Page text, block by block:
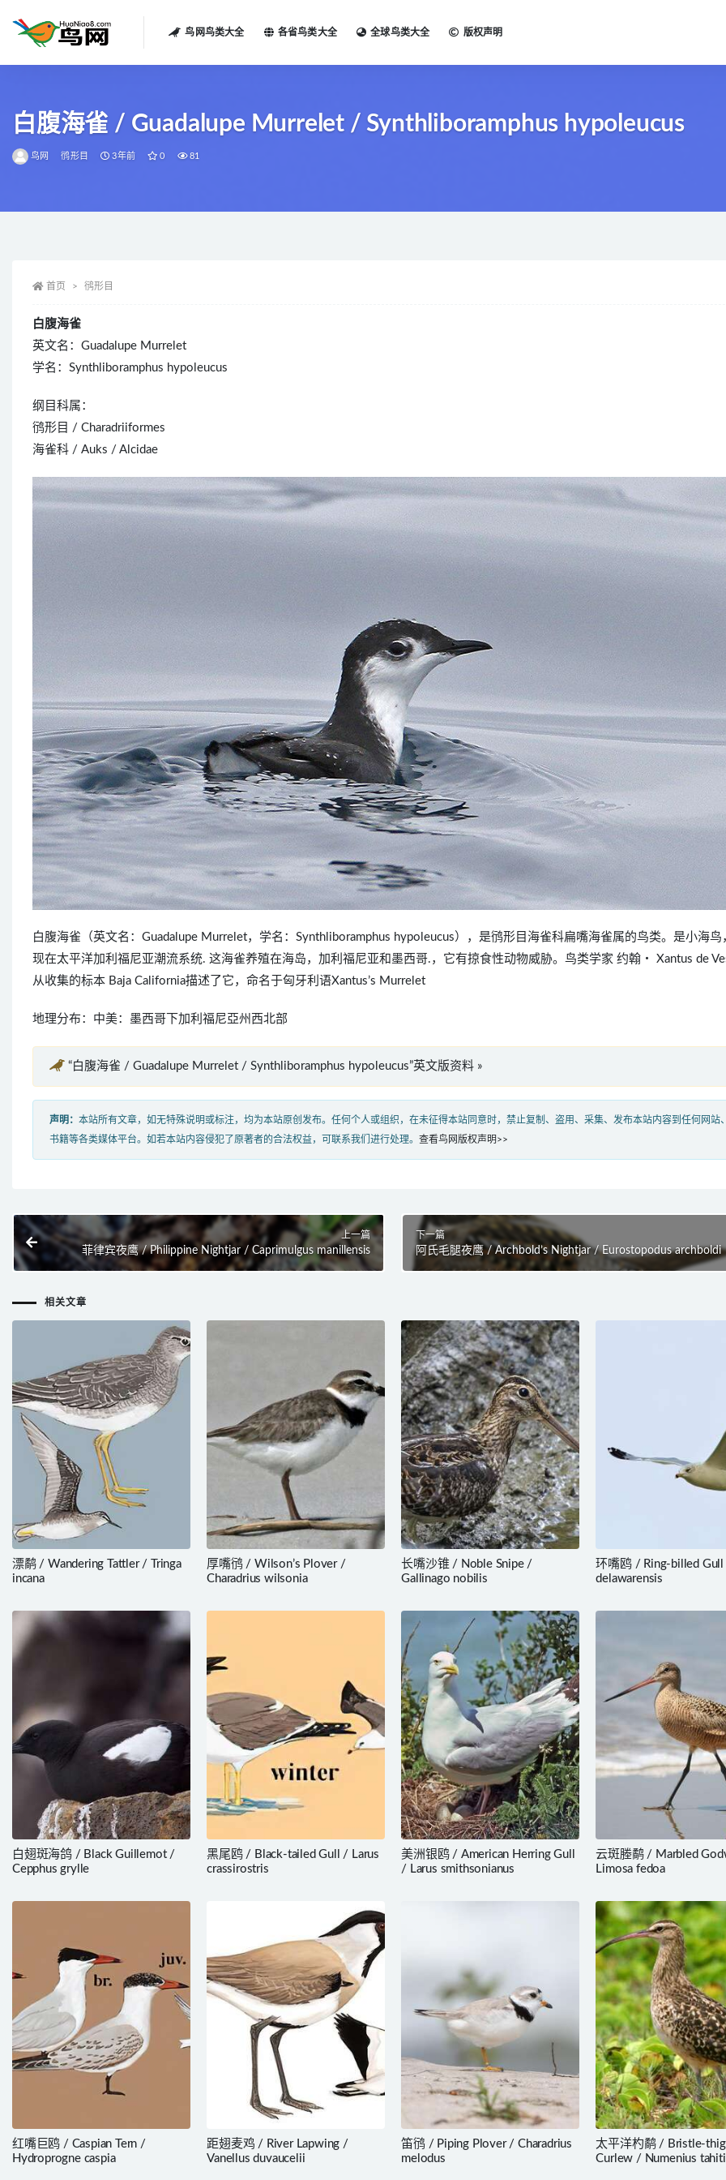
鸟网鸟类大全 各省鸟类大全 全球鸟类大全 版权声明
白腹海雀 / Guadalupe Murrelet / Synthliboramphus hypoleucus
鸟网 鸻形目 3年前 0 81
首页 鸻形目
白腹海雀
英文名：Guadalupe Murrelet
学名：Synthliboramphus hypoleucus
纲目科属：
鸻形目 / Charadriiformes
海雀科 / Auks / Alcidae
白腹海雀（英文名：Guadalupe Murrelet，学名：Synthliboramphus hypoleucus），是鸻形目海雀科扁嘴海雀属的鸟类。是小海鸟
现在太平洋加利福尼亚潮流系统. 这海雀养殖在海岛，加利福尼亚和墨西哥.，它有掠食性动物威胁。鸟类学家 约翰・ Xantus de
从收集的标本 Baja California描述了它，命名于匈牙利语Xantus’s Murrelet
地理分布：中美：墨西哥下加利福尼亞州西北部
“白腹海雀 / Guadalupe Murrelet / Synthliboramphus hypoleucus”英文版资料 »
声明： 本站所有文章，如无特殊说明或标注，均为本站原创发布。任何个人或组织，在未征得本站同意时，禁止复制、盗用、采集、发布本站内容到任何网站
书籍等各类媒体平台。如若本站内容侵犯了原著者的合法权益，可联系我们进行处理。 查看鸟网版权声明>>
上一篇
菲律宾夜鹰 / Philippine Nightjar / Caprimulgus manillensis
下一篇
阿氏毛腿夜鹰 / Archbold’s Nightjar / Eurostopodus archboldi
相关文章
漂鹬 / Wandering Tattler / Tringa
incana
厚嘴鸻 / Wilson’s Plover /
Charadrius wilsonia
长嘴沙锥 / Noble Snipe /
Gallinago nobilis
环嘴鸥 / Ring-billed Gull
delawarensis
白翅斑海鸽 / Black Guillemot /
Cepphus grylle
黑尾鸥 / Black-tailed Gull / Larus
crassirostris
美洲银鸥 / American Herring Gull
/ Larus smithsonianus
云斑塍鹬 / Marbled
Limosa fedoa
红嘴巨鸥 / Caspian Tern /
Hydroprogne caspia
距翅麦鸡 / River Lapwing /
Vanellus duvaucelii
笛鸻 / Piping Plover / Charadrius
melodus
太平洋杓鹬 / Bristle-
Curlew / Numenius